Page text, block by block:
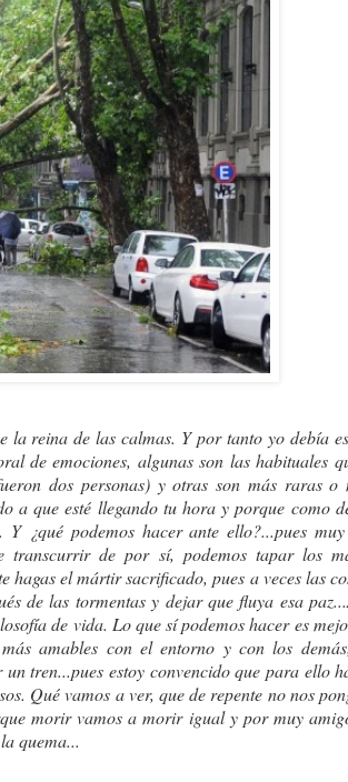
la reina de las calmas. Y por tanto yo debía
de emociones, algunas son las habituales
dos personas) y otras son más raras o
a que esté llegando tu hora y porque como
¿qué podemos hacer ante ello?...pues
de por sí, podemos tapar los
hagas el mártir sacrificado, pues a veces las
de las tormentas y dejar que fluya esa
de vida. Lo que sí podemos hacer es
amables con el entorno y con los
tren...pues estoy convencido que para ello
Qué vamos a ver, que de repente no nos
morir vamos a morir igual y por muy
quema...